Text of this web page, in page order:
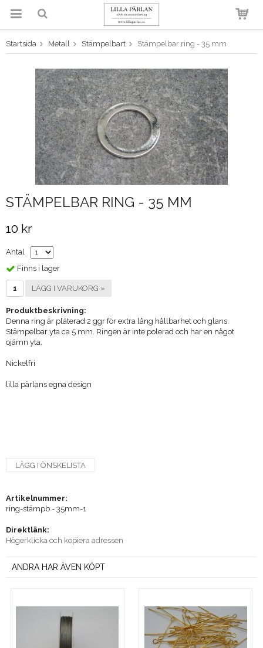
Produkten har blivit tillagd i
varukorgen
Startsida Metall Stämpelbart Stämpelbar ring - 35 mm
STÄMPELBAR RING - 35 MM
10 kr
Antal
Finns i lager
LÄGG I VARUKORG »
Produktbeskrivning:
Denna ring är pläterad 2 ggr för extra lång hållbarhet och glans.
Stämpelbar yta ca 5 mm. Ringen är inte polerad och har en något
ojämn yta.
Nickelfri
lilla pärlans egna design
LÄGG I ÖNSKELISTA
Artikelnummer:
ring-stämpb - 35mm-1
Direktlänk:
Högerklicka och kopiera adressen
ANDRA HAR ÄVEN KÖPT